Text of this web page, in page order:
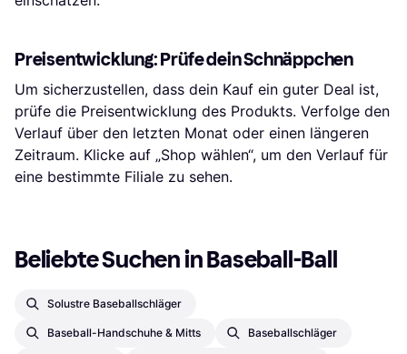
Preisentwicklung: Prüfe dein Schnäppchen
Um sicherzustellen, dass dein Kauf ein guter Deal ist,
prüfe die Preisentwicklung des Produkts. Verfolge den
Verlauf über den letzten Monat oder einen längeren
Zeitraum. Klicke auf „Shop wählen“, um den Verlauf für
eine bestimmte Filiale zu sehen.
Beliebte Suchen in Baseball-Ball
Solustre Baseballschläger
Baseball-Handschuhe & Mitts Baseballschläger